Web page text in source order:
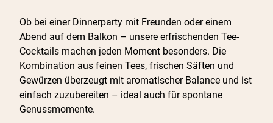
Ob bei einer Dinnerparty mit Freunden oder einem
Abend auf dem Balkon – unsere erfrischenden Tee-
Cocktails machen jeden Moment besonders. Die
Kombination aus feinen Tees, frischen Säften und
Gewürzen überzeugt mit aromatischer Balance und ist
einfach zuzubereiten – ideal auch für spontane
Genussmomente.